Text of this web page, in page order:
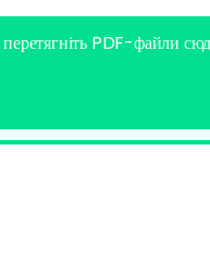
перетягніть PDF-файли